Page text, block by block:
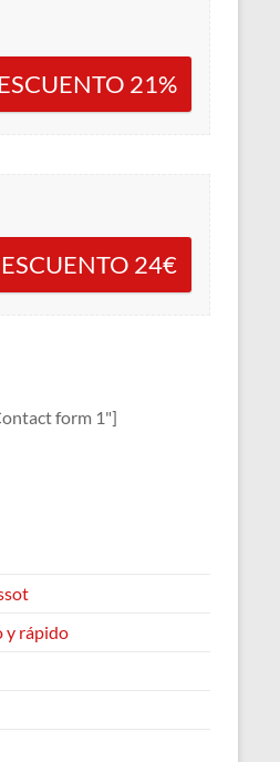
21%
24€
form 1"]
y rápido